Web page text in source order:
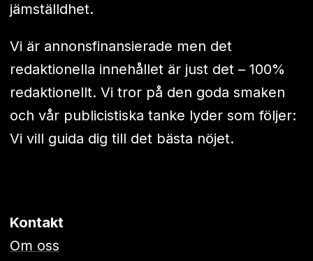
jämställdhet.
Vi är annonsfinansierade men det
redaktionella innehållet är just det – 100%
redaktionellt. Vi tror på den goda smaken
och vår publicistiska tanke lyder som följer:
Vi vill guida dig till det bästa nöjet.
Kontakt
Om oss